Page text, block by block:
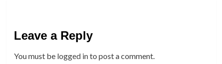
Leave a Reply
You must be logged into post a comment.